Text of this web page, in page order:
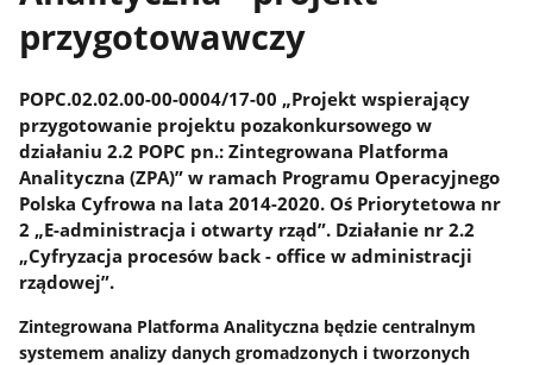
przygotowawczy
POPC.02.02.00-00-0004/17-00 „Projekt wspierający
przygotowanie projektu pozakonkursowego w
działaniu 2.2 POPC pn.: Zintegrowana Platforma
Analityczna (ZPA)” w ramach Programu Operacyjnego
Polska Cyfrowa na lata 2014-2020. Oś Priorytetowa nr
2 „E-administracja i otwarty rząd”. Działanie nr 2.2
„Cyfryzacja procesów back - office w administracji
rządowej”.
Zintegrowana Platforma Analityczna będzie centralnym
systemem analizy danych gromadzonych i tworzonych